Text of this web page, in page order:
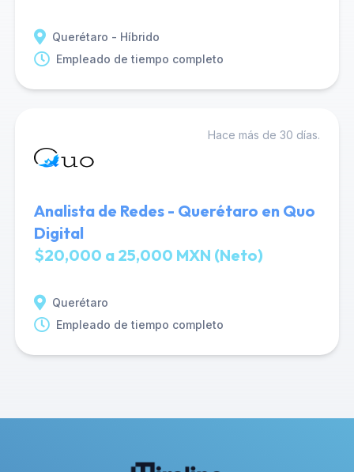
Querétaro - Híbrido
Empleado de tiempo completo
Hace más de 30 días.
Analista de Redes - Querétaro en Quo
Digital
$20,000 a 25,000 MXN (Neto)
Querétaro
Empleado de tiempo completo